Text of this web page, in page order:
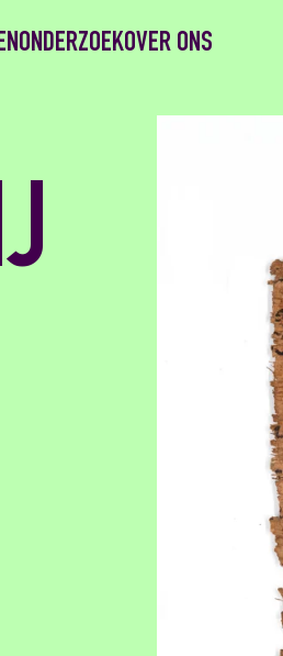
ONDERZOEKOVER ONS